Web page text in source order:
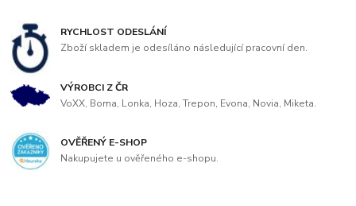
RYCHLOST ODESLÁNÍ
Zboží skladem je odesíláno následující pracovní den.
VÝROBCI Z ČR
VoXX, Boma, Lonka, Hoza, Trepon, Evona, Novia, Miketa.
OVĚŘENÝ E-SHOP
Nakupujete u ověřeného e-shopu.